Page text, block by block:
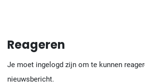
Reageren
Je moet ingelogd zijn om te kunnen
nieuwsbericht.